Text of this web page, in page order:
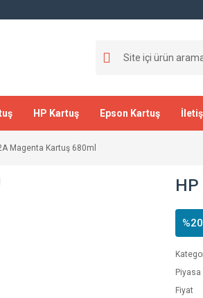
HP Kartuş Epson Kartuş
Magenta Kartuş 680ml
%20
Piyasa
Fiyat